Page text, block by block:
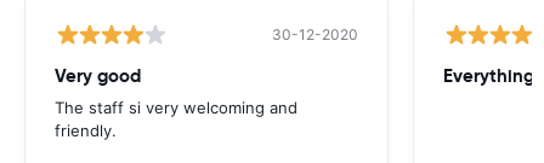
30-12-2020
Very good
The staff si very welcoming and
friendly.
Everything